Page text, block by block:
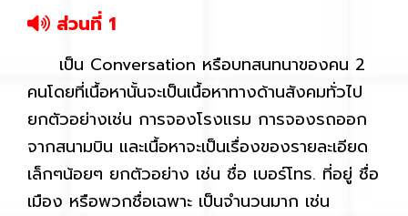
ส่วนที่ 1
เป็น Conversation หรือบทสนทนาของคน 2
คนโดยที่เนื้อหานั้นจะเป็นเนื้อหาทางด้านสังคมทั่วไป
ยกตัวอย่างเช่น การจองโรงแรม การจองรถออก
จากสนามบิน และเนื้อหาจะเป็นเรื่องของรายละเอียด
เล็กๆน้อยๆ ยกตัวอย่าง เช่น ชื่อ เบอร์โทร. ที่อยู่ ชื่อ
เมือง หรือพวกชื่อเฉพาะ เป็นจำนวนมาก เช่น